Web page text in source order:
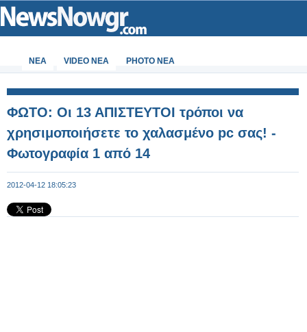
ΝΕΑ VIDEO NEA PHOTO NEA
ΦΩΤΟ: Οι 13 ΑΠΙΣΤΕΥΤΟΙ τρόποι να
χρησιμοποιήσετε το χαλασμένο pc σας! -
Φωτογραφία 1 από 14
2012-04-12 18:05:23